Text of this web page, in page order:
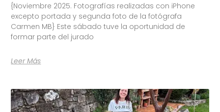
{Noviembre 2025. Fotografías realizadas con iPhone
excepto portada y segunda foto de la fotógrafa
Carmen MB} Este sábado tuve la oportunidad de
formar parte del jurado
Leer Más